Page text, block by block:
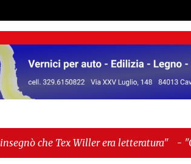
Willer era letteratura" -"Cava de'
lascia l'aula al momento del voto"